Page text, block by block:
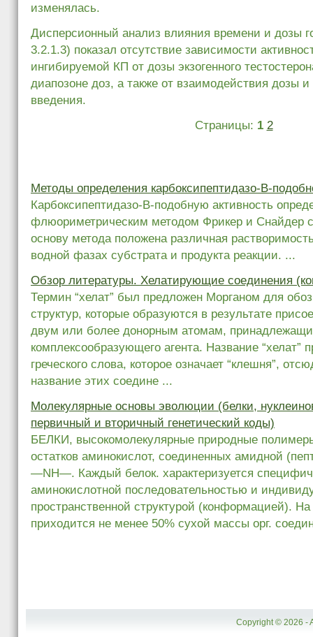
изменялась.
Дисперсионный анализ влияния времени и дозы
3.2.1.3) показал отсутствие зависимости
ингибируемой КП от дозы экзогенного
диапозоне доз, а также от взаимодействия дозы
введения.
Страницы: 1 2
Методы определения карбоксипептидазо-В-
Карбоксипептидазо-В-подобную активность
флюориметрическим методом Фрикер и Снайдер
основу метода положена различная
водной фазах субстрата и продукта реакции. ...
Обзор литературы. Хелатирующие соединения
Термин “хелат” был предложен Морганом для
структур, которые образуются в результате
двум или более донорным атомам,
комплексообразующего агента. Название “хелат”
греческого слова, которое означает “клешня”,
название этих соедине ...
Молекулярные основы эволюции (белки,
первичный и вторичный генетический коды)
БЕЛКИ, высокомолекулярные природные
остатков аминокислот, соединенных амидной
—NH—. Каждый белок. характеризуется
аминокислотной последовательностью и
пространственной структурой (конформацией).
приходится не менее 50% сухой массы орг.
Copyright © 2026 -